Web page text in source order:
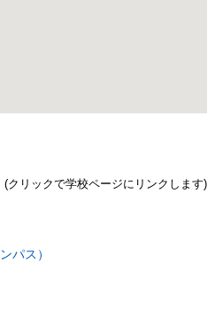
(クリックで学校ページにリンクします)
パス）